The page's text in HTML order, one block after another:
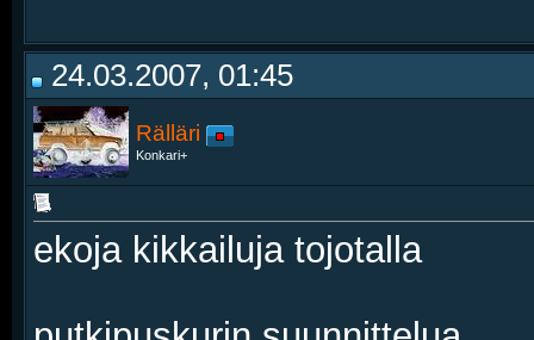
24.03.2007, 01:45
Rälläri
Konkari+
ekoja kikkailuja tojotalla